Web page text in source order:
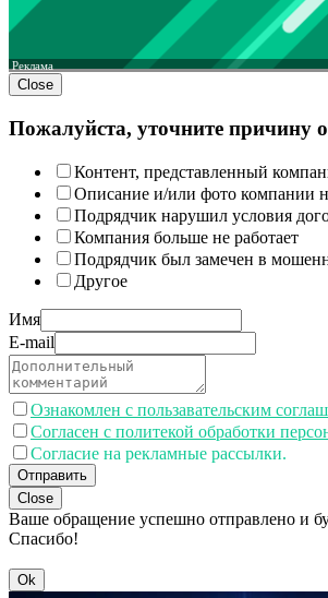
Реклама
Close
Пожалуйста, уточните причину
Контент, представленный
Описание и/или фото компании
Подрядчик нарушил условия
Компания больше не работает
Подрядчик был замечен в
Другое
Имя
E-mail
Ознакомлен с пользавательским
Согласен с политекой обработки
Согласие на рекламные рассылки.
Отправить
Close
Ваше обращение успешно отправлено и
Спасибо!
Ok